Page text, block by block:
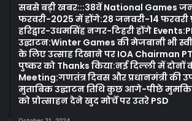
सबसे बड़ी खबर:::38वें National Games
फरवरी-2025 में होंगे:28 जनवरी-14 फरवरी
हरिद्वार-उधमसिंह नगर-टिहरी होंगे
उद्घाटन:Winter Games की मेजबानी भी
के लिए उत्साह दिखाने पर IOA Chairman
पुष्कर को Thanks किया:नई दिल्ली में दोनों
Meeting:गणतंत्र दिवस और प्रधानमंत्री की
मुताबिक उद्घाटन तिथि कुछ आगे-पीछे
को प्रोत्साहन देने खुद मोर्चे पर उतरे PSD